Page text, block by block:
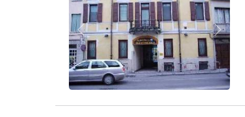
Zurück Weiter